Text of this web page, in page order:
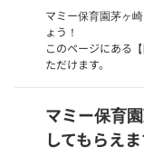
マミー保育園茅ヶ
ょう！
このページにある
ただけます。
マミー保育
してもらえ